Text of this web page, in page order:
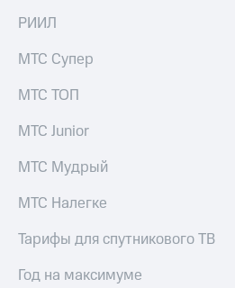
РИИЛ
МТС Супер
МТС ТОП
МТС Junior
МТС Мудрый
МТС Налегке
Тарифы для спутникового ТВ
Год на максимуме